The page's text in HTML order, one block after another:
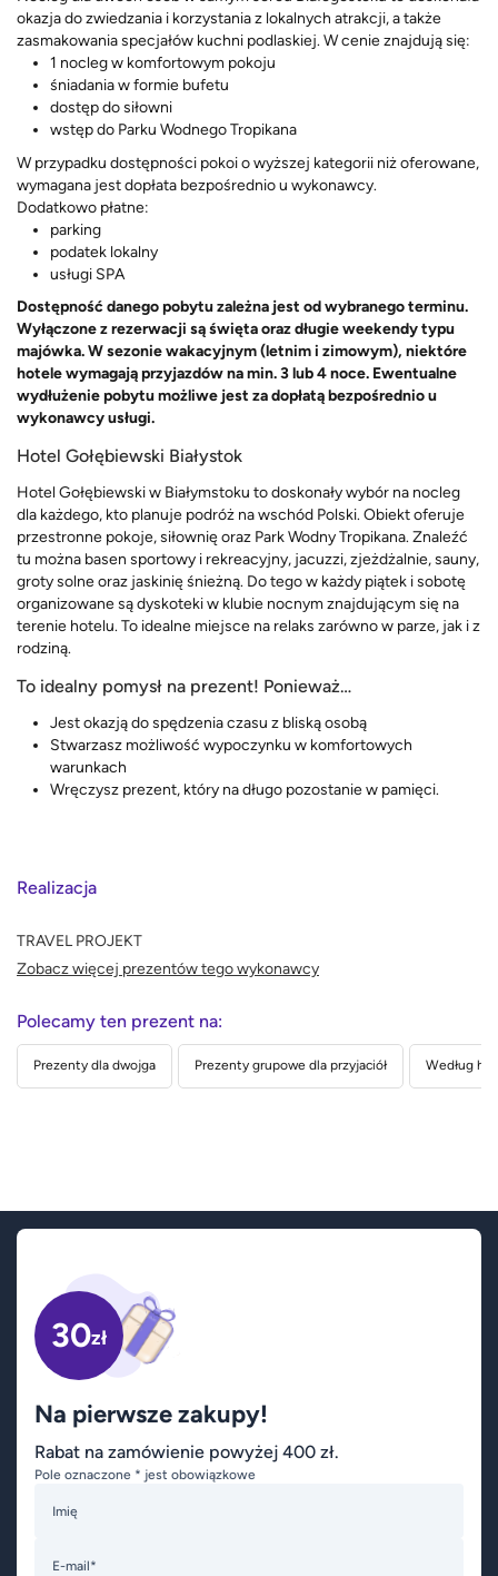
okazja do zwiedzania i korzystania z lokalnych atrakcji, a także
zasmakowania specjałów kuchni podlaskiej. W cenie znajdują się:
1 nocleg w komfortowym pokoju
śniadania w formie bufetu
dostęp do siłowni
wstęp do Parku Wodnego Tropikana
W przypadku dostępności pokoi o wyższej kategorii niż oferowane,
wymagana jest dopłata bezpośrednio u wykonawcy.
Dodatkowo płatne:
parking
podatek lokalny
usługi SPA
Dostępność danego pobytu zależna jest od wybranego terminu.
Wyłączone z rezerwacji są święta oraz długie weekendy typu
majówka. W sezonie wakacyjnym (letnim i zimowym), niektóre
hotele wymagają przyjazdów na min. 3 lub 4 noce. Ewentualne
wydłużenie pobytu możliwe jest za dopłatą bezpośrednio u
wykonawcy usługi.
Hotel Gołębiewski Białystok
Hotel Gołębiewski w Białymstoku to doskonały wybór na nocleg
dla każdego, kto planuje podróż na wschód Polski. Obiekt oferuje
przestronne pokoje, siłownię oraz Park Wodny Tropikana. Znaleźć
tu można basen sportowy i rekreacyjny, jacuzzi, zjeżdżalnie, sauny,
groty solne oraz jaskinię śnieżną. Do tego w każdy piątek i sobotę
organizowane są dyskoteki w klubie nocnym znajdującym się na
terenie hotelu. To idealne miejsce na relaks zarówno w parze, jak i z
rodziną.
To idealny pomysł na prezent! Ponieważ…
Jest okazją do spędzenia czasu z bliską osobą
Stwarzasz możliwość wypoczynku w komfortowych
warunkach
Wręczysz prezent, który na długo pozostanie w pamięci.
Realizacja
TRAVEL PROJEKT
Zobacz więcej prezentów tego wykonawcy
Polecamy ten prezent na:
Prezenty dla dwojga Prezenty grupowe dla przyjaciół Według
30zł
Na pierwsze zakupy!
Rabat na zamówienie powyżej 400 zł.
Pole oznaczone * jest obowiązkowe
Imię
E-mail*